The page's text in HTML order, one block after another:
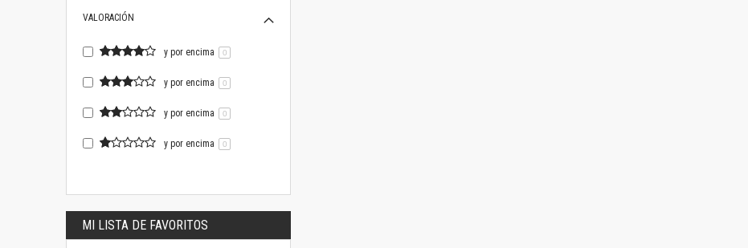
VALORACIÓN
y por encima 0
y por encima 0
y por encima 0
y por encima 0
MI LISTA DE FAVORITOS